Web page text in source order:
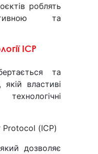
роблять
та
ІСР
та
властиві
(ІСР)
дозволяє